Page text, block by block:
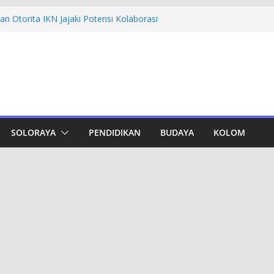
Otorita IKN Jajaki Potensi Kolaborasi
Muktamar Tapak Suci, Ahmad Luthfi
Jadi Penguat Persatuan Bangsa
Award, Ahmad Luthfi Dinilai
untuk Jateng
Taj Yasin Minta Optimalkan
SOLORAYA PENDIDIKAN BUDAYA KOLOM